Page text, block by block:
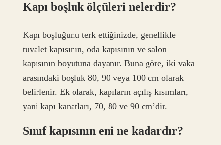
Kapı boşluk ölçüleri nelerdir?
Kapı boşluğunu terk ettiğinizde, genellikle
tuvalet kapısının, oda kapısının ve salon
kapısının boyutuna dayanır. Buna göre, iki vaka
arasındaki boşluk 80, 90 veya 100 cm olarak
belirlenir. Ek olarak, kapıların açılış kısımları,
yani kapı kanatları, 70, 80 ve 90 cm’dir.
Sınıf kapısının eni ne kadardır?